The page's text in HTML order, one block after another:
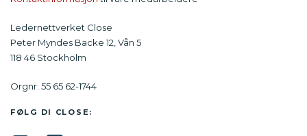
Ledernettverket Close
Peter Myndes Backe 12, Vån 5
118 46 Stockholm
Orgnr: 55 65 62-1744
FØLG DI CLOSE: